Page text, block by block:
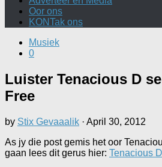
Oor ons
KONTak ons
Musiek
0
Luister Tenacious D
Free
by Stix Gevaaalik · April 30, 2012
As jy die post gemis het oor
gaan lees dit gerus hier: Tenacious